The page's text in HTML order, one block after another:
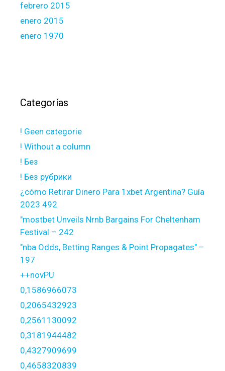
febrero 2015
enero 2015
enero 1970
Categorías
! Geen categorie
! Without a column
! Без
! Без рубрики
¿cómo Retirar Dinero Para 1xbet Argentina? Guía
2023 492
"mostbet Unveils Nrnb Bargains For Cheltenham
Festival – 242
"nba Odds, Betting Ranges & Point Propagates" –
197
++novPU
0,1586966073
0,2065432923
0,2561130092
0,3181944482
0,4327909699
0,4658320839